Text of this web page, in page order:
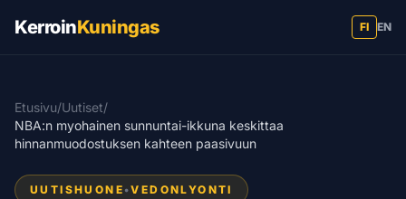
KerroinKuningas FI EN
Etusivu/Uutiset/
NBA:n myohainen sunnuntai-ikkuna keskittaa
hinnanmuodostuksen kahteen paasivuun
UUTISHUONE •VEDONLYONTI